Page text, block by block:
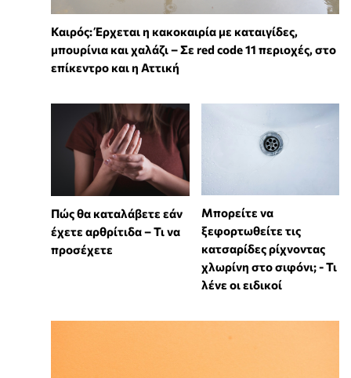
Καιρός: Έρχεται η κακοκαιρία με καταιγίδες,
μπουρίνια και χαλάζι – Σε red code 11 περιοχές, στο
επίκεντρο και η Αττική
Πώς θα καταλάβετε εάν
έχετε αρθρίτιδα – Τι να
προσέχετε
Μπορείτε να
ξεφορτωθείτε τις
κατσαρίδες ρίχνοντας
χλωρίνη στο σιφόνι; - Τι
λένε οι ειδικοί